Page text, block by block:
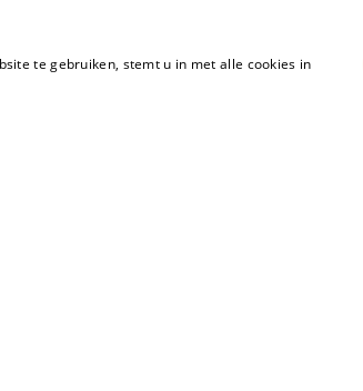
te gebruiken, stemt u in met alle cookies in